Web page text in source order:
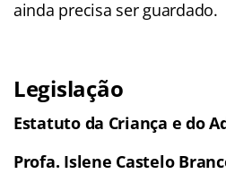
ainda precisa ser guardado.
Legislação
Estatuto da Criança e do
Profa. Islene Castelo